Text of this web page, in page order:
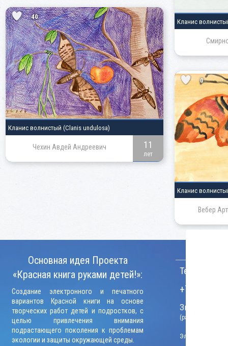
Кланис
40
Кланис волнистый (Clanis undulosa)
Чехин Авдей Андреевич 11
лет
0
Кланис
Вебер
Основная идея Проекта
«Красная книга руками детей!»:
Создание электронного и печатного
вариантов Красной книги на основе
творческих работ детей и подростков, с
целью привлечения внимания
подрастающего поколения к проблемам
экологии и защиты окружающей среды.
Телефон:
+7 (906)
Звонки
(рабочие дни,
Электронный